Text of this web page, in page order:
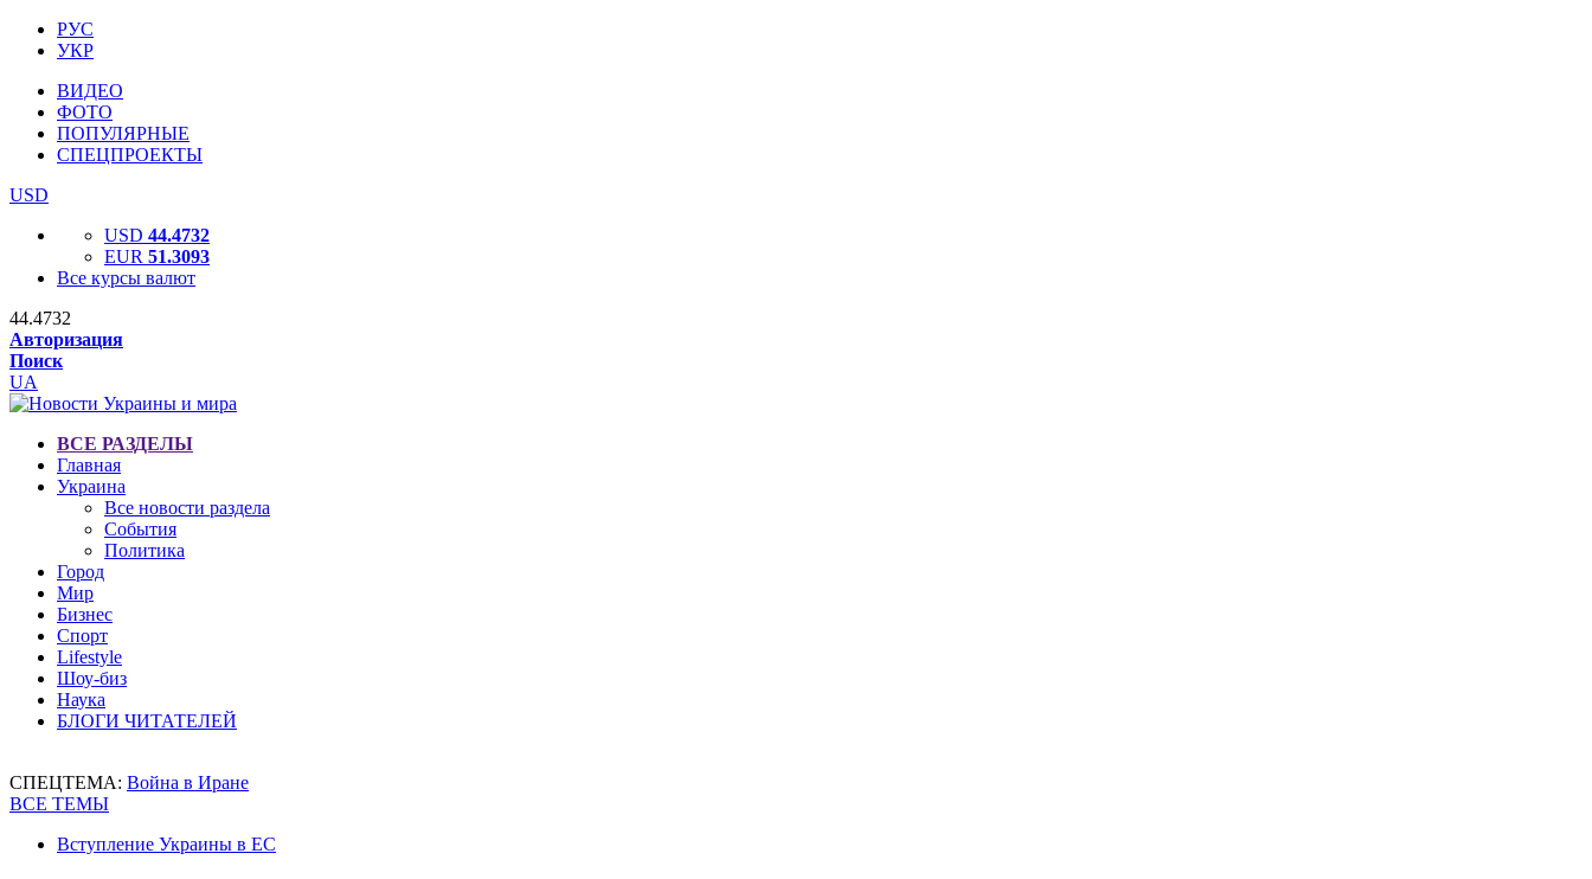
РУС
УКР
ВИДЕО
ФОТО
ПОПУЛЯРНЫЕ
СПЕЦПРОЕКТЫ
USD
USD 44.4732
EUR 51.3093
Все курсы валют
44.4732
Авторизация
Поиск
UA
ВСЕ РАЗДЕЛЫ
Главная
Украина
Все новости раздела
События
Политика
Город
Мир
Бизнес
Спорт
Lifestyle
Шоу-биз
Наука
БЛОГИ ЧИТАТЕЛЕЙ
СПЕЦТЕМА: Война в Иране
ВСЕ ТЕМЫ
Вступление Украины в ЕС